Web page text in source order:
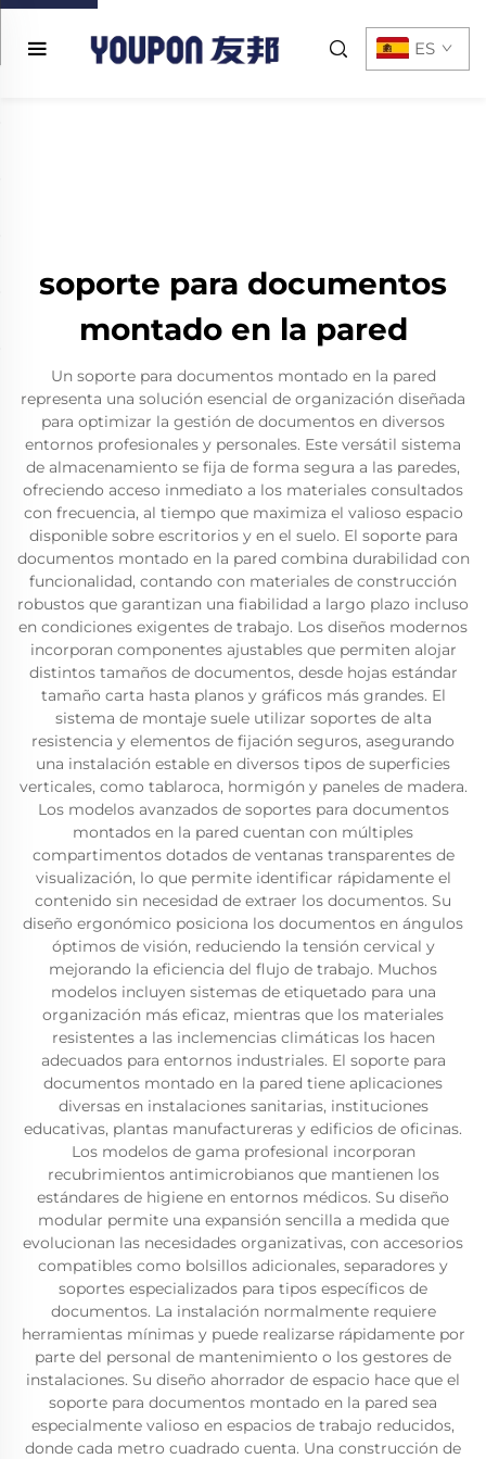
ES
soporte para documentos
montado en la pared
Un soporte para documentos montado en la pared
representa una solución esencial de organización diseñada
para optimizar la gestión de documentos en diversos
entornos profesionales y personales. Este versátil sistema
de almacenamiento se fija de forma segura a las paredes,
ofreciendo acceso inmediato a los materiales consultados
con frecuencia, al tiempo que maximiza el valioso espacio
disponible sobre escritorios y en el suelo. El soporte para
documentos montado en la pared combina durabilidad con
funcionalidad, contando con materiales de construcción
robustos que garantizan una fiabilidad a largo plazo incluso
en condiciones exigentes de trabajo. Los diseños modernos
incorporan componentes ajustables que permiten alojar
distintos tamaños de documentos, desde hojas estándar
tamaño carta hasta planos y gráficos más grandes. El
sistema de montaje suele utilizar soportes de alta
resistencia y elementos de fijación seguros, asegurando
una instalación estable en diversos tipos de superficies
verticales, como tablaroca, hormigón y paneles de madera.
Los modelos avanzados de soportes para documentos
montados en la pared cuentan con múltiples
compartimentos dotados de ventanas transparentes de
visualización, lo que permite identificar rápidamente el
contenido sin necesidad de extraer los documentos. Su
diseño ergonómico posiciona los documentos en ángulos
óptimos de visión, reduciendo la tensión cervical y
mejorando la eficiencia del flujo de trabajo. Muchos
modelos incluyen sistemas de etiquetado para una
organización más eficaz, mientras que los materiales
resistentes a las inclemencias climáticas los hacen
adecuados para entornos industriales. El soporte para
documentos montado en la pared tiene aplicaciones
diversas en instalaciones sanitarias, instituciones
educativas, plantas manufactureras y edificios de oficinas.
Los modelos de gama profesional incorporan
recubrimientos antimicrobianos que mantienen los
estándares de higiene en entornos médicos. Su diseño
modular permite una expansión sencilla a medida que
evolucionan las necesidades organizativas, con accesorios
compatibles como bolsillos adicionales, separadores y
soportes especializados para tipos específicos de
documentos. La instalación normalmente requiere
herramientas mínimas y puede realizarse rápidamente por
parte del personal de mantenimiento o los gestores de
instalaciones. Su diseño ahorrador de espacio hace que el
soporte para documentos montado en la pared sea
especialmente valioso en espacios de trabajo reducidos,
donde cada metro cuadrado cuenta. Una construcción de